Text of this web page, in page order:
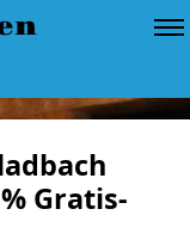
Gratis-